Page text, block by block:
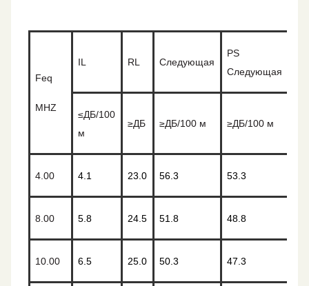
Feq
MHZ
IL RL Следующая
PS
Следующая
≤ДБ/100
м
≥ДБ ≥ДБ/100 м ≥ДБ/100 м
4.00 4.1 23.0 56.3 53.3
8.00 5.8 24.5 51.8 48.8
10.00 6.5 25.0 50.3 47.3